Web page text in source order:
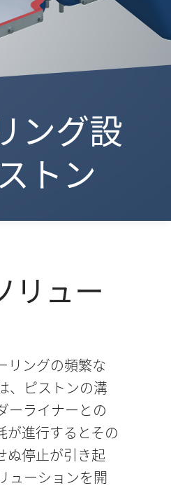
ング設
トン
リュー
リングの頻繁な
、ピストンの溝
ーライナーとの
が進行するとその
ぬ停止が引き起
ューションを開